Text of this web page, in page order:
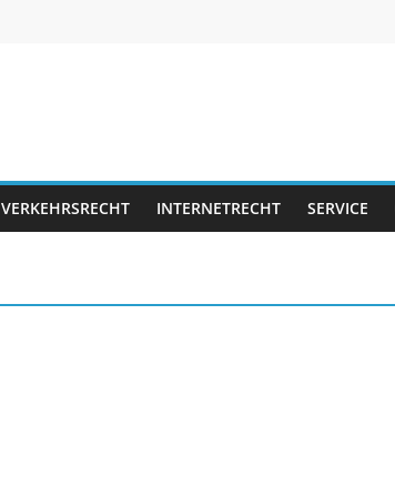
VERKEHRSRECHT INTERNETRECHT SERVICE